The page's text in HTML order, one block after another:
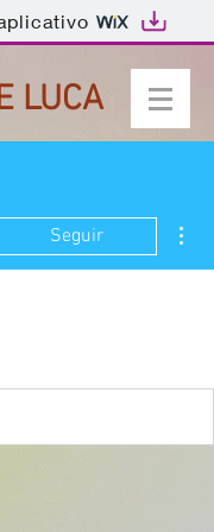
LUCA
Seguir